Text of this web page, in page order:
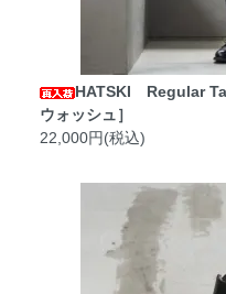
HATSKI Regular
ウォッシュ］
22,000円(税込)